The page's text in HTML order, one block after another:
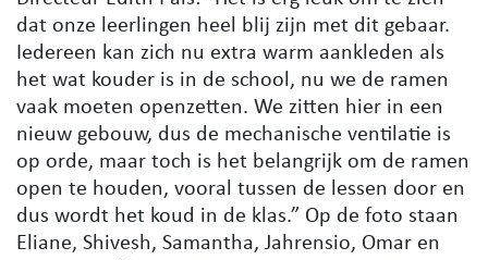
dat onze leerlingen heel blij zijn met dit gebaar.
Iedereen kan zich nu extra warm aankleden als
het wat kouder is in de school, nu we de ramen
vaak moeten openzetten. We zitten hier in een
nieuw gebouw, dus de mechanische ventilatie is
op orde, maar toch is het belangrijk om de ramen
open te houden, vooral tussen de lessen door en
dus wordt het koud in de klas.” Op de foto staan
Eliane, Shivesh, Samantha, Jahrensio, Omar en